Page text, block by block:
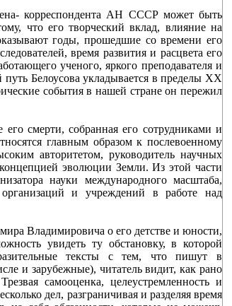
корреспондента АН СССР может быть
что его творческий вклад, влияние на
годы, прошедшие со времени его
время развития и расцвета его
ученого, яркого преподавателя и
Белоусова укладывается в пределы XX
события в нашей стране он пережил
смерти, собранная его сотрудниками и
главным образом к послевоенному
авторитетом, руководитель научных
эволюции Земли. Из этой части
науки международного масштаба,
и учреждений в работе над
Владимировича о его детстве и юности,
увидеть ту обстановку, в которой
тексты с тем, что пишут в
и зарубежные), читатель видит, как рано
самооценка, целеустремленность и
дел, разграничивая и разделяя время